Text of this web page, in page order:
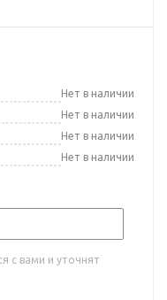
Нет в наличии
Нет в наличии
Нет в наличии
Нет в наличии
с вами и уточнят